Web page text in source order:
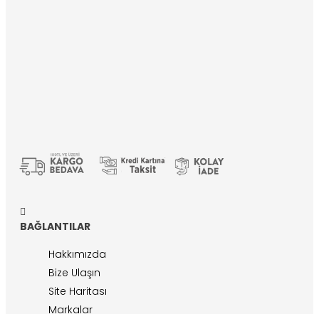
BAĞLANTILAR
Hakkımızda
Bize Ulaşın
Site Haritası
Markalar